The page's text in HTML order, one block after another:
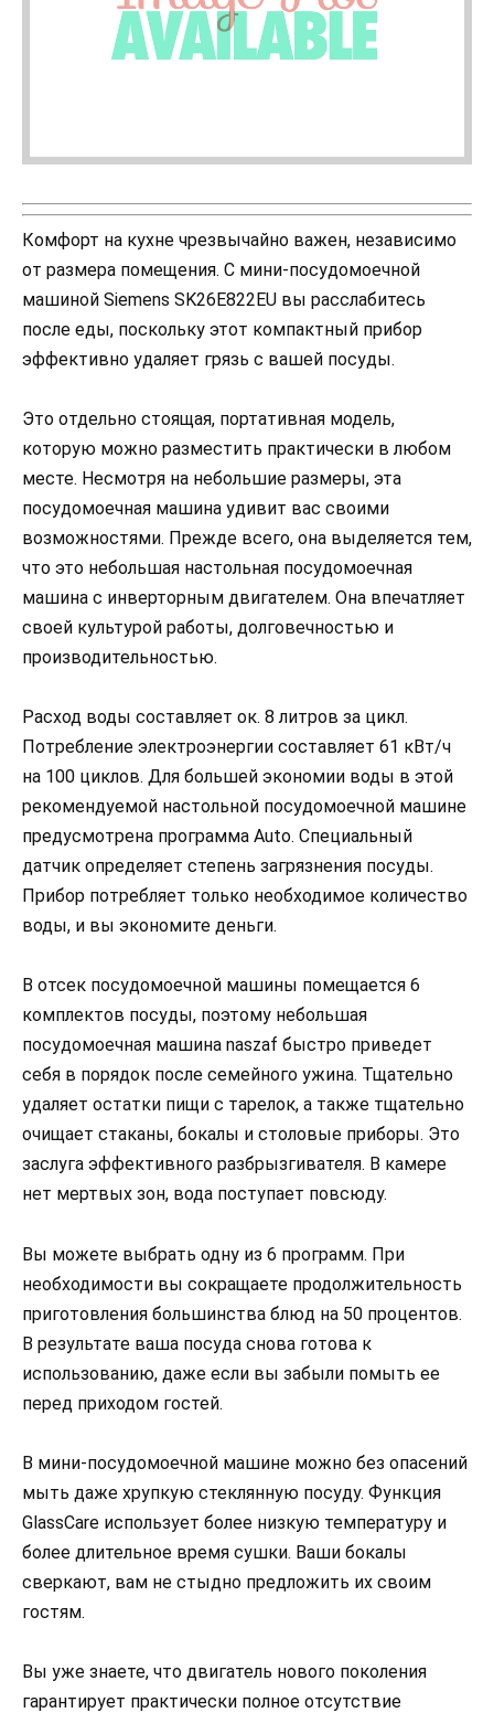
Комфорт на кухне чрезвычайно важен, независимо
от размера помещения. С мини-посудомоечной
машиной Siemens SK26E822EU вы расслабитесь
после еды, поскольку этот компактный прибор
эффективно удаляет грязь с вашей посуды.
Это отдельно стоящая, портативная модель,
которую можно разместить практически в любом
месте. Несмотря на небольшие размеры, эта
посудомоечная машина удивит вас своими
возможностями. Прежде всего, она выделяется тем,
что это небольшая настольная посудомоечная
машина с инверторным двигателем. Она впечатляет
своей культурой работы, долговечностью и
производительностью.
Расход воды составляет ок. 8 литров за цикл.
Потребление электроэнергии составляет 61 кВт/ч
на 100 циклов. Для большей экономии воды в этой
рекомендуемой настольной посудомоечной машине
предусмотрена программа Auto. Специальный
датчик определяет степень загрязнения посуды.
Прибор потребляет только необходимое количество
воды, и вы экономите деньги.
В отсек посудомоечной машины помещается 6
комплектов посуды, поэтому небольшая
посудомоечная машина naszaf быстро приведет
себя в порядок после семейного ужина. Тщательно
удаляет остатки пищи с тарелок, а также тщательно
очищает стаканы, бокалы и столовые приборы. Это
заслуга эффективного разбрызгивателя. В камере
нет мертвых зон, вода поступает повсюду.
Вы можете выбрать одну из 6 программ. При
необходимости вы сокращаете продолжительность
приготовления большинства блюд на 50 процентов.
В результате ваша посуда снова готова к
использованию, даже если вы забыли помыть ее
перед приходом гостей.
В мини-посудомоечной машине можно без опасений
мыть даже хрупкую стеклянную посуду. Функция
GlassCare использует более низкую температуру и
более длительное время сушки. Ваши бокалы
сверкают, вам не стыдно предложить их своим
гостям.
Вы уже знаете, что двигатель нового поколения
гарантирует практически полное отсутствие